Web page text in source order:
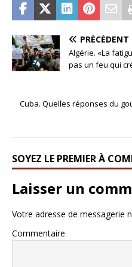
PRÉCÉDENT
Algérie. «La
pas un feu qui
Cuba. Quelles réponses du
SOYEZ LE PREMIER À
Laisser un
Votre adresse de messagerie
Commentaire